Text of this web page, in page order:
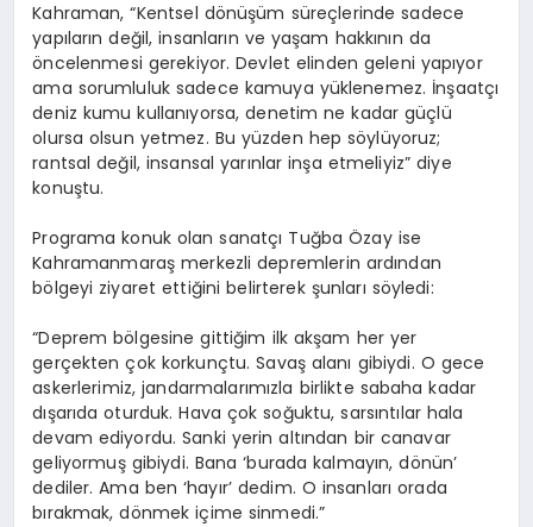
Kahraman, “Kentsel dönüşüm süreçlerinde sadece
yapıların değil, insanların ve yaşam hakkının da
öncelenmesi gerekiyor. Devlet elinden geleni yapıyor
ama sorumluluk sadece kamuya yüklenemez. İnşaatçı
deniz kumu kullanıyorsa, denetim ne kadar güçlü
olursa olsun yetmez. Bu yüzden hep söylüyoruz;
rantsal değil, insansal yarınlar inşa etmeliyiz” diye
konuştu.
Programa konuk olan sanatçı Tuğba Özay ise
Kahramanmaraş merkezli depremlerin ardından
bölgeyi ziyaret ettiğini belirterek şunları söyledi:
“Deprem bölgesine gittiğim ilk akşam her yer
gerçekten çok korkunçtu. Savaş alanı gibiydi. O gece
askerlerimiz, jandarmalarımızla birlikte sabaha kadar
dışarıda oturduk. Hava çok soğuktu, sarsıntılar hala
devam ediyordu. Sanki yerin altından bir canavar
geliyormuş gibiydi. Bana ‘burada kalmayın, dönün’
dediler. Ama ben ‘hayır’ dedim. O insanları orada
bırakmak, dönmek içime sinmedi.”